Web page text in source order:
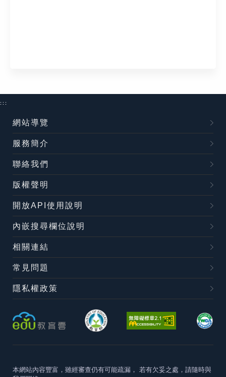
:::
網站導覽
服務簡介
聯絡我們
版權聲明
開放API使用說明
內嵌搜尋欄位說明
相關連結
常見問題
隱私權政策
本網站內容豐富，雖經審查仍有可能疏漏， 若有欠妥之處，請隨時與